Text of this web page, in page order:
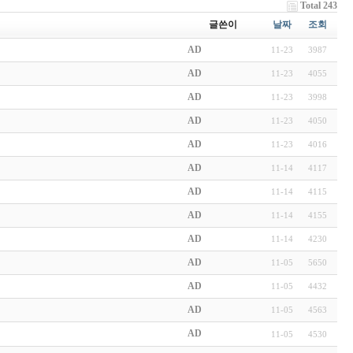
Total 243
글쓴이
날짜 조회
AD 11-23 3987
AD 11-23 4055
AD 11-23 3998
AD 11-23 4050
AD 11-23 4016
AD 11-14 4117
AD 11-14 4115
AD 11-14 4155
AD 11-14 4230
AD 11-05 5650
AD 11-05 4432
AD 11-05 4563
AD 11-05 4530